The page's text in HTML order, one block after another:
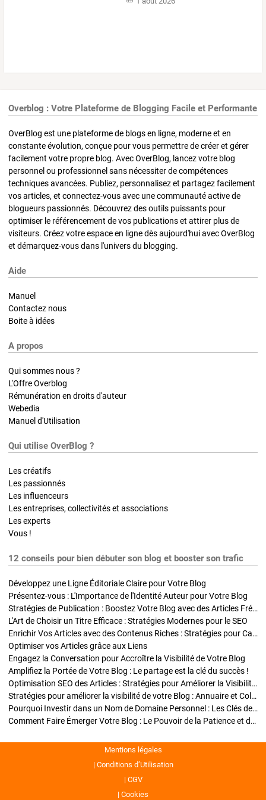
Overblog : Votre Plateforme de Blogging Facile et Performante
OverBlog est une plateforme de blogs en ligne, moderne et en
constante évolution, conçue pour vous permettre de créer et gérer
facilement votre propre blog. Avec OverBlog, lancez votre blog
personnel ou professionnel sans nécessiter de compétences
techniques avancées. Publiez, personnalisez et partagez facilement
vos articles, et connectez-vous avec une communauté active de
blogueurs passionnés. Découvrez des outils puissants pour
optimiser le référencement de vos publications et attirer plus de
visiteurs. Créez votre espace en ligne dès aujourd'hui avec OverBlog
et démarquez-vous dans l'univers du blogging.
Aide
Manuel
Contactez nous
Boite à idées
A propos
Qui sommes nous ?
L'Offre Overblog
Rémunération en droits d'auteur
Webedia
Manuel d'Utilisation
Qui utilise OverBlog ?
Les créatifs
Les passionnés
Les influenceurs
Les entreprises, collectivités et associations
Les experts
Vous !
12 conseils pour bien débuter son blog et booster son trafic
Développez une Ligne Éditoriale Claire pour Votre Blog
Présentez-vous : L'Importance de l'Identité Auteur pour Votre Blog
Stratégies de Publication : Boostez Votre Blog avec des Articles Fréquents et Exclusifs
L'Art de Choisir un Titre Efficace : Stratégies Modernes pour le SEO
Enrichir Vos Articles avec des Contenus Riches : Stratégies pour Captiver et Optimiser
Optimiser vos Articles grâce aux Liens
Engagez la Conversation pour Accroître la Visibilité de Votre Blog
Amplifiez la Portée de Votre Blog : Le partage est la clé du succès !
Optimisation SEO des Articles : Stratégies pour Améliorer la Visibilité de Votre Blog
Stratégies pour améliorer la visibilité de votre Blog : Annuaire et Collaborations
Pourquoi Investir dans un Nom de Domaine Personnel : Les Clés de la Réussite de Votre Blog
Comment Faire Émerger Votre Blog : Le Pouvoir de la Patience et de la Persévérance
Mentions légales
Conditions d’Utilisation
CGV
Cookies